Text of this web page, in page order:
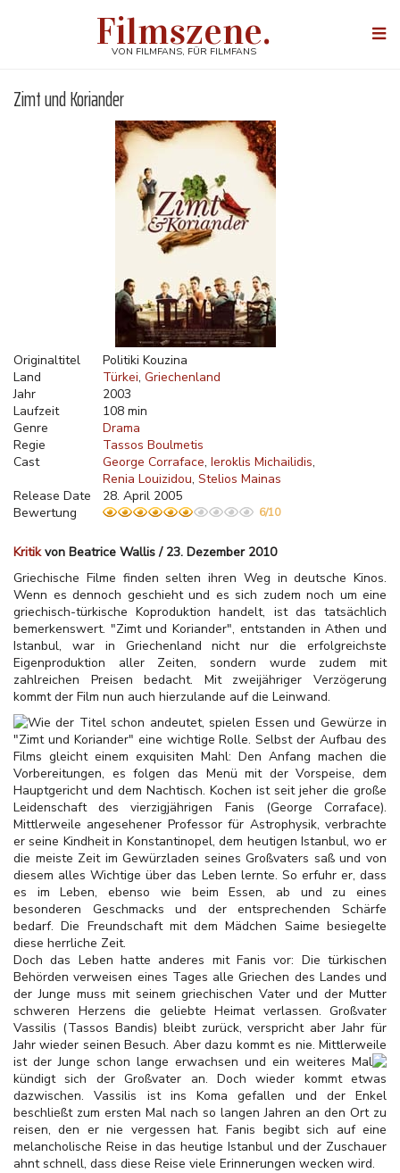
Filmszene.
VON FILMFANS, FÜR FILMFANS
Zimt und Koriander
Originaltitel
Politiki Kouzina
Land
Türkei Griechenland
Jahr
2003
Laufzeit
108 min
Genre
Drama
Regie
Tassos Boulmetis
Cast
George Corraface Ieroklis Michailidis
Renia Louizidou Stelios Mainas
Release Date
28. April 2005
Bewertung
6/10
Kritikvon Beatrice Wallis / 23. Dezember 2010
Griechische Filme finden selten ihren Weg in deutsche Kinos.
Wenn es dennoch geschieht und es sich zudem noch um eine
griechisch-türkische Koproduktion handelt, ist das tatsächlich
bemerkenswert. "Zimt und Koriander", entstanden in Athen und
Istanbul, war in Griechenland nicht nur die erfolgreichste
Eigenproduktion aller Zeiten, sondern wurde zudem mit
zahlreichen Preisen bedacht. Mit zweijähriger Verzögerung
kommt der Film nun auch hierzulande auf die Leinwand.
Wie der Titel schon andeutet, spielen Essen und Gewürze in
"Zimt und Koriander" eine wichtige Rolle. Selbst der Aufbau des
Films gleicht einem exquisiten Mahl: Den Anfang machen die
Vorbereitungen, es folgen das Menü mit der Vorspeise, dem
Hauptgericht und dem Nachtisch. Kochen ist seit jeher die große
Leidenschaft des vierzigjährigen Fanis (George Corraface).
Mittlerweile angesehener Professor für Astrophysik, verbrachte
er seine Kindheit in Konstantinopel, dem heutigen Istanbul, wo er
die meiste Zeit im Gewürzladen seines Großvaters saß und von
diesem alles Wichtige über das Leben lernte. So erfuhr er, dass
es im Leben, ebenso wie beim Essen, ab und zu eines
besonderen Geschmacks und der entsprechenden Schärfe
bedarf. Die Freundschaft mit dem Mädchen Saime besiegelte
diese herrliche Zeit.
Doch das Leben hatte anderes mit Fanis vor: Die türkischen
Behörden verweisen eines Tages alle Griechen des Landes und
der Junge muss mit seinem griechischen Vater und der Mutter
schweren Herzens die geliebte Heimat verlassen. Großvater
Vassilis (Tassos Bandis) bleibt zurück, verspricht aber Jahr für
Jahr wieder seinen Besuch. Aber dazu kommt es nie. Mittlerweile
ist der Junge schon lange erwachsen und ein weiteres Mal
kündigt sich der Großvater an. Doch wieder kommt etwas
dazwischen. Vassilis ist ins Koma gefallen und der Enkel
beschließt zum ersten Mal nach so langen Jahren an den Ort zu
reisen, den er nie vergessen hat. Fanis begibt sich auf eine
melancholische Reise in das heutige Istanbul und der Zuschauer
ahnt schnell, dass diese Reise viele Erinnerungen wecken wird.